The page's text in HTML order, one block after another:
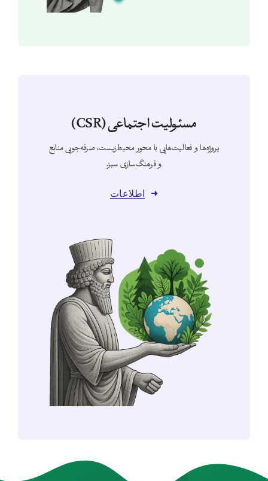
مسئولیت اجتماعی (CSR)
پروژه‌ها و فعالیت‌هایی با محور محیط‌زیست، صرفه‌جویی منابع
و فرهنگ‌سازی سبز.
اطلاعات